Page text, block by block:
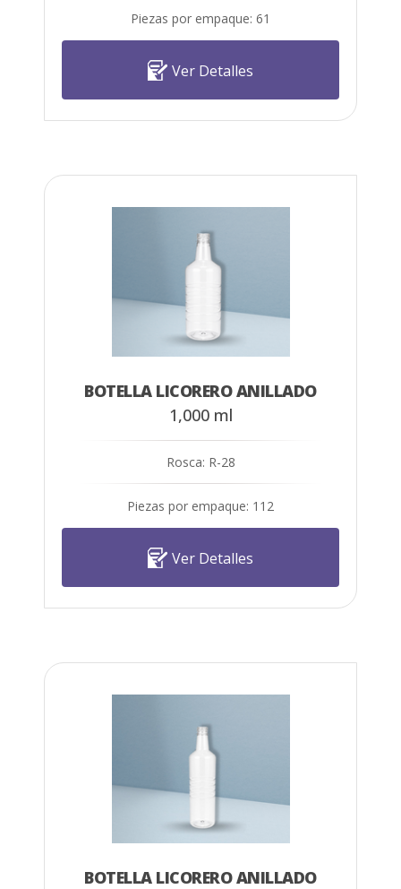
Piezas por empaque: 61
Ver Detalles
BOTELLA LICORERO ANILLADO
1,000 ml
Rosca: R-28
Piezas por empaque: 112
Ver Detalles
BOTELLA LICORERO ANILLADO